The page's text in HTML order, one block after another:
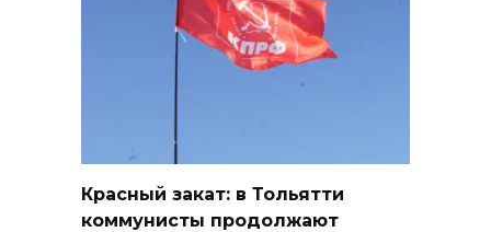
Красный закат: в Тольятти
коммунисты продолжают